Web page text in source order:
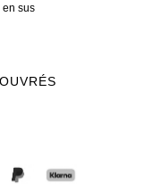
en sus